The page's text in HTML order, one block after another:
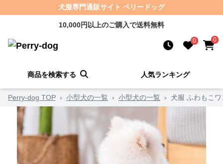
犬服専門通販サイト ペリードッグ
10,000円以上のご購入で送料無料
0 0
商品を検索する 人気ランキング
Perry-dog TOP › 小型犬の一覧 › 小型犬の一覧 › 犬服 ふわもこ